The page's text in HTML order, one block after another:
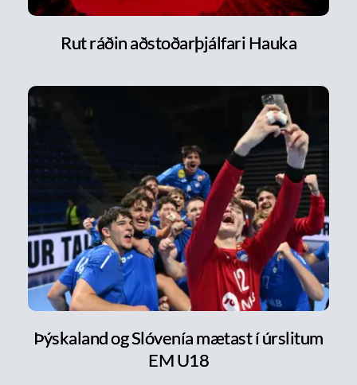
Rut ráðin aðstoðarþjálfari Hauka
Þýskaland og Slóvenía mætast í úrslitum
EM U18